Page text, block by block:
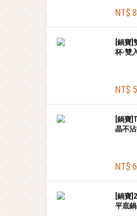
NT$
[鍋寶]
杯-雙
NT$
[鍋寶
晶不
NT$
[鍋寶
平底